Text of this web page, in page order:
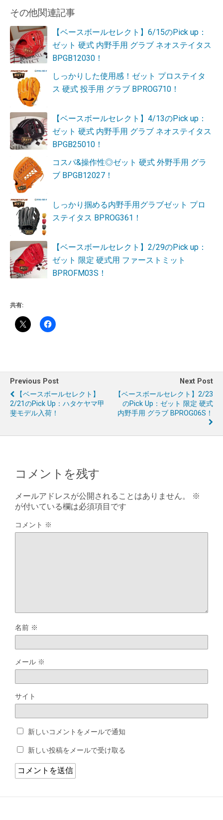
その他関連記事
【ベースボールセレクト】6/15のPick up：
ゼット 硬式 内野手用 グラブ ネオステイタス
BPGB12030！
しっかりした使用感！ゼット プロステイタ
ス 硬式 投手用 グラブ BPROG710！
【ベースボールセレクト】4/13のPick up：
ゼット 硬式 内野手用 グラブ ネオステイタス
BPGB25010！
コスパ&操作性◎ゼット 硬式 外野手用 グラ
ブ BPGB12027！
しっかり掴める内野手用グラブゼット プロ
ステイタス BPROG361！
【ベースボールセレクト】2/29のPick up：
ゼット 限定 硬式用 ファーストミット
BPROFM03S！
共有:
Previous Post
【ベースボールセレクト】
2/21のPick Up：ハタケヤマ甲
斐モデル入荷！
Next Post
【ベースボールセレクト】2/23
のPick Up：ゼット 限定 硬式
内野手用 グラブ BPROG06S！
コメントを残す
メールアドレスが公開されることはありません。
※
が付いている欄は必須項目です
コメント ※
名前 ※
メール ※
サイト
新しいコメントをメールで通知
新しい投稿をメールで受け取る